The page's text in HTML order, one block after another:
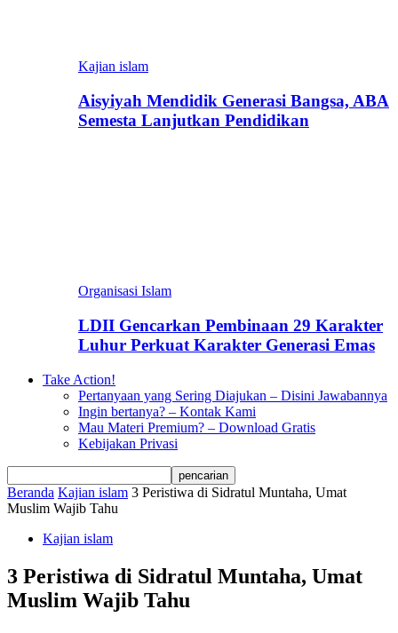
Kajian islam
Aisyiyah Mendidik Generasi Bangsa, ABA
Semesta Lanjutkan Pendidikan
Organisasi Islam
LDII Gencarkan Pembinaan 29 Karakter
Luhur Perkuat Karakter Generasi Emas
Take Action!
Pertanyaan yang Sering Diajukan – Disini Jawabannya
Ingin bertanya? – Kontak Kami
Mau Materi Premium? – Download Gratis
Kebijakan Privasi
Beranda Kajian islam 3 Peristiwa di Sidratul Muntaha, Umat
Muslim Wajib Tahu
Kajian islam
3 Peristiwa di Sidratul Muntaha, Umat
Muslim Wajib Tahu